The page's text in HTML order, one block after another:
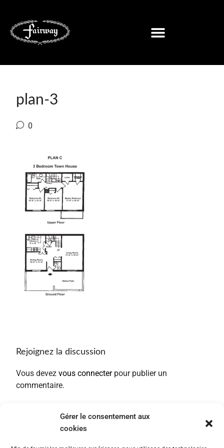
Gérer le consentement aux
cookies
plan-3
0
Rejoignez la discussion
Vous devez vous connecterpour publier un
commentaire.